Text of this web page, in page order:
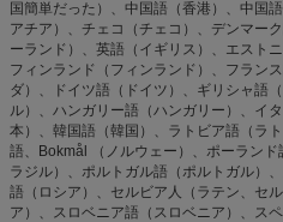
国簡単だった）、中国語（香港）、中国
アチア）、チェコ（チェコ）、デンマー
ーランド）、英語（イギリス）、エスト
フィンランド（フィンランド）、フラン
ダ）、ドイツ語（ドイツ）、ギリシャ語
ル）、ハンガリー語（ハンガリー）、イ
本）、韓国語（韓国）、ラトビア語（ラ
語、Bokmål （ノルウェー）、ポーラン
ラジル）、ポルトガル語（ポルトガル）
語（ロシア）、セルビア人（ラテン、セ
ア）、スロベニア語（スロベニア）、ス